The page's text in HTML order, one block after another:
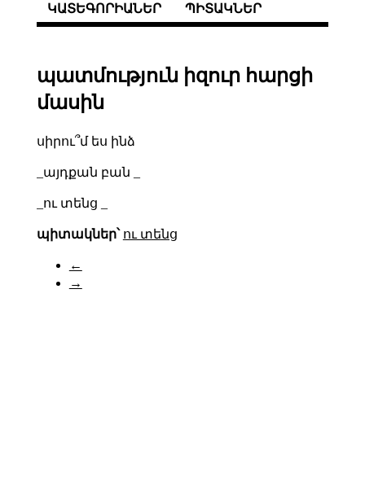
ԿԱՏԵԳՈՐԻԱՆԵՐ ՊԻՏԱԿՆԵՐ
պատմություն իզուր հարցի
մասին
սիրու՞մ ես ինձ
_այդքան բան _
_ու տենց _
պիտակներ՝ ու տենց
←
→